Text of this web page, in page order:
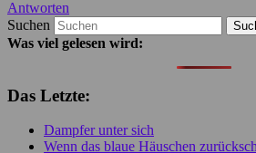
Antworten
Suchen
Was viel gelesen wird:
Das Letzte:
Dampfer unter sich
Wenn das blaue Häuschen